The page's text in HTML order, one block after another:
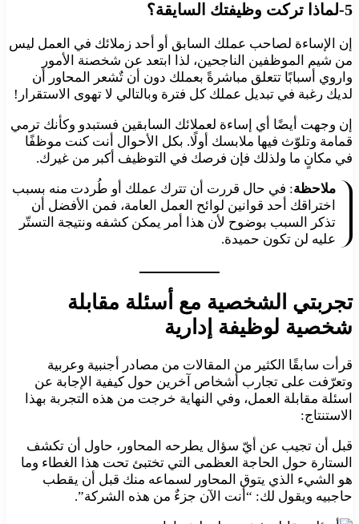
5-لماذا تركت وظيفتك السايقة؟
إن الإساءة لصاحب عملك السابق أو أحد زملائك في العمل ليس
من شيم الموظفين الناجحين، لذا ابتعد عن شخصنة الأمور
واروي أسبابًا تتعلق مباشرةً بعملك دون أن تٌشعر المحاور أن
لديك رغبة في تبديل عملك كل فترة وبالتالي لا تهوى الاستقرار!
إن وجهت أيضًا أي إساءة لعملائك السابقين فستبدو وكأنك ترمي
قمامة وتلوّث فيها ملابسك أولًا. بكل الأحوال أنت كنت موظفًا
في مكانٍ ما ولذلك فإن فرصك في التوظيف أكبر من غيرك.
ملاحظة: في حال قررت أن تترك عملك أو طُردت منه بسبب
اختراقك أحد قوانين لوائح العمل العامة، فمن الأفضل أن
تذكر السبب بوضوح لأن هذا أمر يمكن كشفه ونتيجة التستّر
عليه لن تكون حميدة.
تجربتي الشخصية مع أسئلة مقابلة
شخصية لوظيفة إدارية
قرأت سابقًا الكثير من المقالات من مصادر أجنبية وعربية
وتعرّفت على تجارب أشخاص آخرين حول كيفية الإجابة عن
اسئلة مقابلة العمل، وفي النهاية خرجت من هذه التجربة بهذا
الاستنتاج:
قبل أن تجيب عن أيّ سؤال يطرحه المحاور، حاول أن تكشف
الستارة حول الحاجة العظمى التي تختبئ تحت هذا الغطاء وما
هو الشيء الذي يتوق المحاور لسماعه منك قبل أن يقطب
حاجبيه ويقول لك: “أنت الآن جزءٌ من هذه الشركة”.